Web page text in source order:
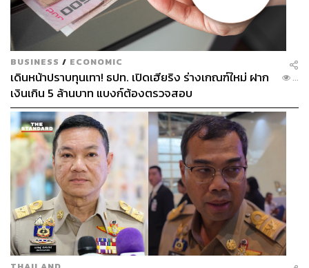
ในแง่มุมอื่นๆ กลับถูกละเลยไปอย่างน่าเสียดาย ราวกับว่าพวก
เธอไม่มีจิตวิญญาณด้านอื่น และไม่มีสิทธิที่จะกำหนดเรื่อง
ราวชีวิตของตัวเอง
BUSINESS / ECONOMIC
เดินหน้าปราบทุนเทา! ธปท. เปิดเฮียริง ร่างเกณฑ์ใหม่ ฝาก
เงินเกิน 5 ล้านบาท แบงก์ต้องตรวจสอบ
...